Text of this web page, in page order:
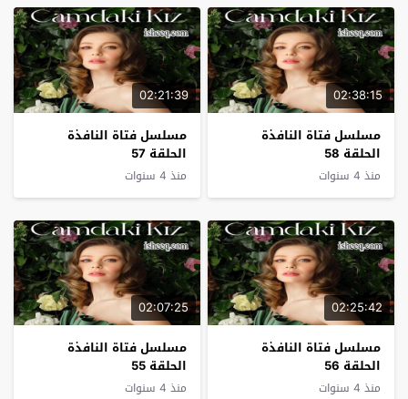
02:38:15
مسلسل فتاة النافذة
الحلقة 58
منذ 4 سنوات
02:21:39
مسلسل فتاة النافذة
الحلقة 57
منذ 4 سنوات
02:25:42
مسلسل فتاة النافذة
الحلقة 56
منذ 4 سنوات
02:07:25
مسلسل فتاة النافذة
الحلقة 55
منذ 4 سنوات